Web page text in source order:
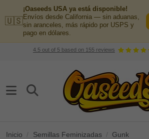
🇺🇸
¡Oaseeds USA ya está disponible!
Envíos desde California — sin aduanas,
sin aranceles, más rápido por USPS y
pago en dólares.
4.5out of 5based on 155reviews
Inicio Semillas Feminizadas Gunk